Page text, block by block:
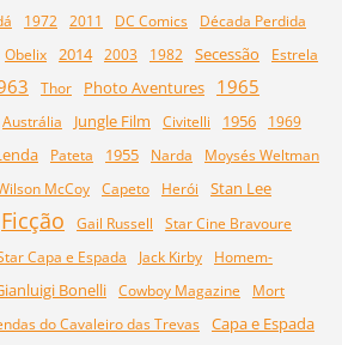
1972 2011 DC Comics Década Perdida
Obelix 2014 2003 1982 Secessão
Estrela
Thor Photo Aventures 1965
Austrália Jungle Film Civitelli 1956
1969
Pateta 1955 Narda
Moysés Weltman
McCoy Capeto Herói Stan Lee
Ficção Gail Russell
Star Cine Bravoure
Capa e Espada Jack Kirby
Homem-
Bonelli Cowboy Magazine
Mort
do Cavaleiro das Trevas Capa e Espada